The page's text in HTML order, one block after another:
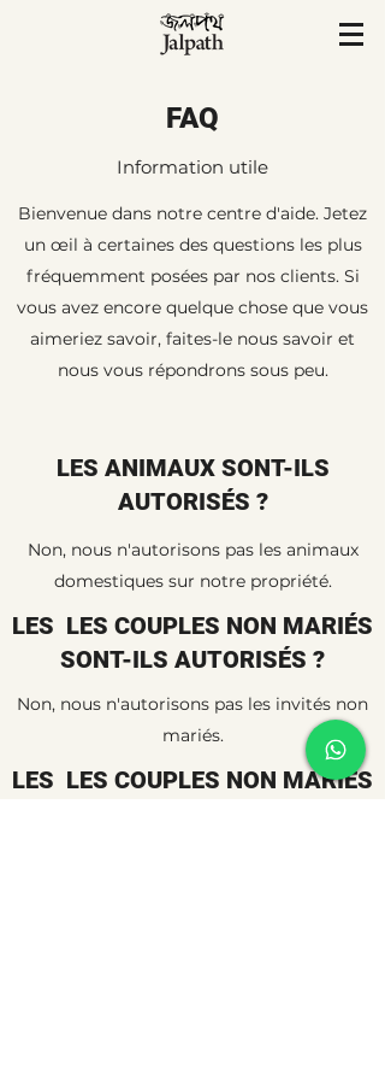
FAQ
Information utile
Bienvenue dans notre centre d'aide. Jetez
un œil à certaines des questions les plus
fréquemment posées par nos clients. Si
vous avez encore quelque chose que vous
aimeriez savoir, faites-le nous savoir et
nous vous répondrons sous peu.
LES ANIMAUX SONT-ILS
AUTORISÉS ?
Non, nous n'autorisons pas les animaux
domestiques sur notre propriété.
LES LES COUPLES NON MARIÉS
SONT-ILS AUTORISÉS ?
Non, nous n'autorisons pas les invités non
mariés.
LES LES COUPLES NON MARIÉS